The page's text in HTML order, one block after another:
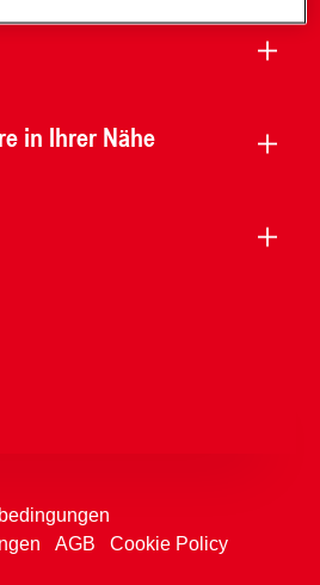
in Ihrer Nähe
AGB
Cookie Policy